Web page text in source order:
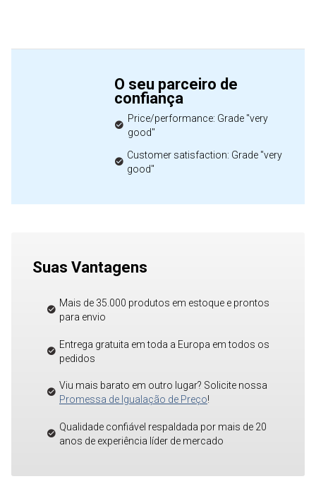
O seu parceiro de
confiança
Price/performance: Grade "very
good"
Customer satisfaction: Grade "very
good"
Suas Vantagens
Mais de 35.000 produtos em estoque e prontos
para envio
Entrega gratuita em toda a Europa em todos os
pedidos
Viu mais barato em outro lugar? Solicite nossa
Promessa de Igualação de Preço!
Qualidade confiável respaldada por mais de 20
anos de experiência líder de mercado